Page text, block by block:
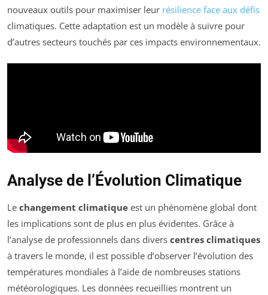
nouveaux outils pour maximiser leur résilience face aux défis
climatiques. Cette adaptation est un modèle à suivre pour
d’autres secteurs touchés par ces impacts environnementaux.
Analyse de l’Évolution Climatique
Le changement climatique est un phénomène global dont
les implications sont de plus en plus évidentes. Grâce à
l’analyse de professionnels dans divers centres climatiques
à travers le monde, il est possible d’observer l’évolution des
températures mondiales à l’aide de nombreuses stations
météorologiques. Les données recueillies montrent un